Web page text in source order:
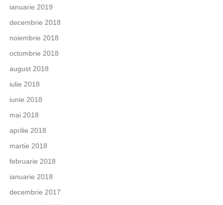
ianuarie 2019
decembrie 2018
noiembrie 2018
octombrie 2018
august 2018
iulie 2018
iunie 2018
mai 2018
aprilie 2018
martie 2018
februarie 2018
ianuarie 2018
decembrie 2017